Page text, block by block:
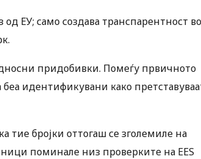
од ЕУ; само создава транспарентност во
придобивки. Помеѓу првичното
идентификувани како
бројки оттогаш се зголемиле на
поминале низ проверките на EES